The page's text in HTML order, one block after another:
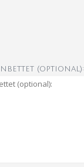
(optional):